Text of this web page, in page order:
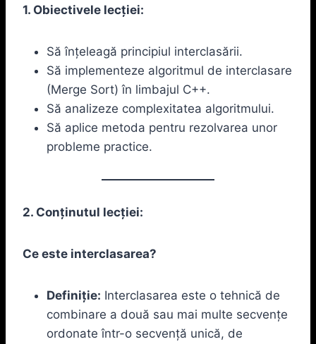
1. Obiectivele lecției:
Să înțeleagă principiul interclasării.
Să implementeze algoritmul de interclasare
(Merge Sort) în limbajul C++.
Să analizeze complexitatea algoritmului.
Să aplice metoda pentru rezolvarea unor
probleme practice.
2. Conținutul lecției:
Ce este interclasarea?
Definiție: Interclasarea este o tehnică de
combinare a două sau mai multe secvențe
ordonate într-o secvență unică, de